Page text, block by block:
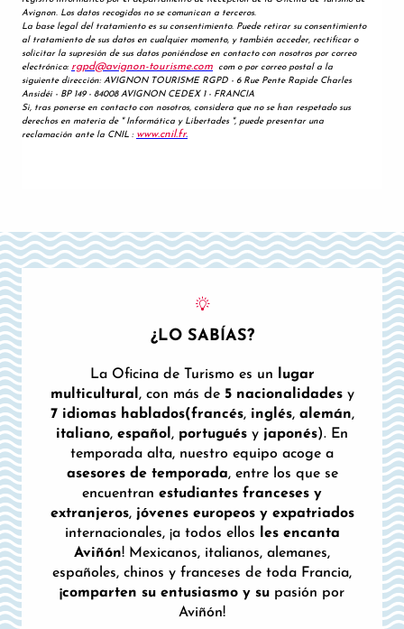
¿LO SABÍAS?
La Oficina de Turismo es un lugar
multicultural, con más de 5 nacionalidadesy
7 idiomas hablados(francés, inglés, alemán,
italiano, español, portugués y japonés). En
temporada alta, nuestro equipo acoge a
asesores de temporada, entre los que se
encuentran estudiantes franceses y
extranjeros, jóvenes europeos y expatriados
internacionales, ¡a todos ellos les encanta
Aviñón! Mexicanos, italianos, alemanes,
españoles, chinos y franceses de toda Francia,
¡comparten su entusiasmo y su pasión por
Aviñón!